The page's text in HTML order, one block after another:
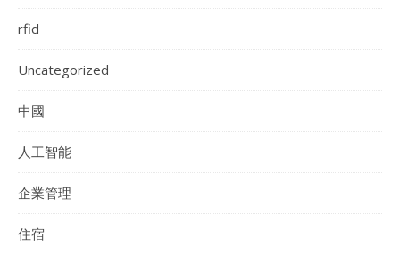
rfid
Uncategorized
中國
人工智能
企業管理
住宿